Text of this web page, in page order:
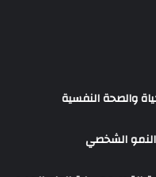
والصحة النفسية
الشخصي